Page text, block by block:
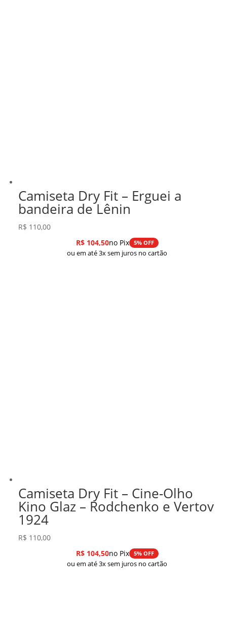
Camiseta Dry Fit – Erguei a
bandeira de Lênin
R$ 110,00
R$104,50no Pix 5% OFF
ou em até 3x sem juros no cartão
Camiseta Dry Fit – Cine-Olho
Kino Glaz – Rodchenko e Vertov
1924
R$ 110,00
R$104,50no Pix 5% OFF
ou em até 3x sem juros no cartão